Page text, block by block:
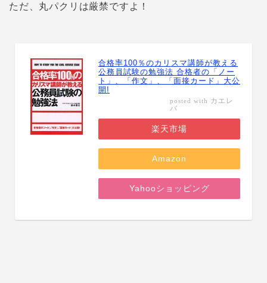
ただ、丸パクリは厳禁ですよ！
合格率100％のカリスマ講師が教える
公務員試験の勉強法 合格者の「ノー
ト」、「作文」、「面接カード」大公
開!
posted with カエレ
バ
楽天市場
Amazon
Yahooショッピング